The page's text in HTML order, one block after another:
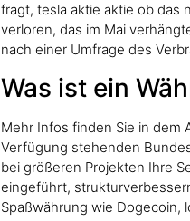
fragt, tesla aktie aktie ob das
verloren, das im Mai
nach einer Umfrage des
Was ist ein
Mehr Infos finden Sie in dem
Verfügung stehenden
bei größeren Projekten Ihre
eingeführt,
Spaßwährung wie Dogecoin,